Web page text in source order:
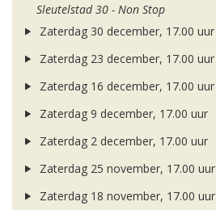
Sleutelstad 30 - Non Stop
Zaterdag 30 december, 17.00 uur
Zaterdag 23 december, 17.00 uur
Zaterdag 16 december, 17.00 uur
Zaterdag 9 december, 17.00 uur
Zaterdag 2 december, 17.00 uur
Zaterdag 25 november, 17.00 uur
Zaterdag 18 november, 17.00 uur